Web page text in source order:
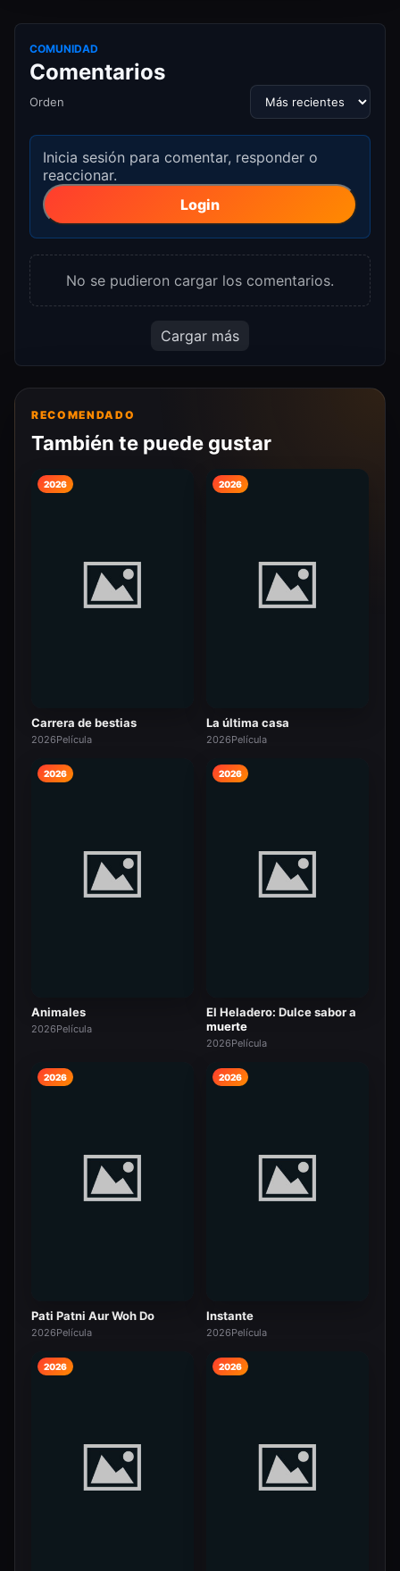
COMUNIDAD
Comentarios
Orden
Inicia sesión para comentar, responder o
reaccionar.
Login
No se pudieron cargar los comentarios.
Cargar más
RECOMENDADO
También te puede gustar
2026
Carrera de bestias
2026Película
2026
La última casa
2026Película
2026
Animales
2026Película
2026
El Heladero: Dulce sabor a
muerte
2026Película
2026
Pati Patni Aur Woh Do
2026Película
2026
Instante
2026Película
2026 2026